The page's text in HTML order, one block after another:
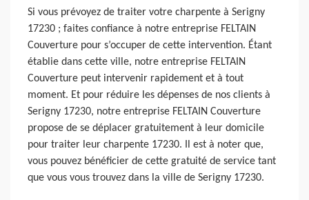
Si vous prévoyez de traiter votre charpente à Serigny
17230 ; faites confiance à notre entreprise FELTAIN
Couverture pour s’occuper de cette intervention. Étant
établie dans cette ville, notre entreprise FELTAIN
Couverture peut intervenir rapidement et à tout
moment. Et pour réduire les dépenses de nos clients à
Serigny 17230, notre entreprise FELTAIN Couverture
propose de se déplacer gratuitement à leur domicile
pour traiter leur charpente 17230. Il est à noter que,
vous pouvez bénéficier de cette gratuité de service tant
que vous vous trouvez dans la ville de Serigny 17230.